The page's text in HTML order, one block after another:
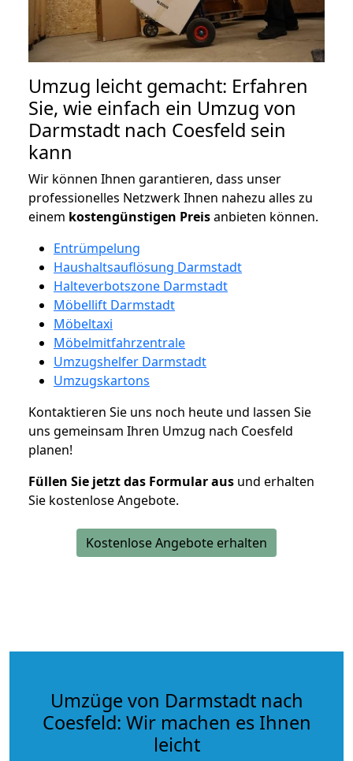
Umzug leicht gemacht: Erfahren
Sie, wie einfach ein Umzug von
Darmstadt nach Coesfeld sein
kann
Wir können Ihnen garantieren, dass unser
professionelles Netzwerk Ihnen nahezu alles zu
einem kostengünstigen Preisanbieten können.
Entrümpelung
Haushaltsauflösung Darmstadt
Halteverbotszone Darmstadt
Möbellift Darmstadt
Möbeltaxi
Möbelmitfahrzentrale
Umzugshelfer Darmstadt
Umzugskartons
Kontaktieren Sie uns noch heute und lassen Sie
uns gemeinsam Ihren Umzug nach Coesfeld
planen!
Füllen Sie jetzt das Formular aus und erhalten
Sie kostenlose Angebote.
Kostenlose Angebote erhalten
Umzüge von Darmstadt nach
Coesfeld: Wir machen es Ihnen
leicht